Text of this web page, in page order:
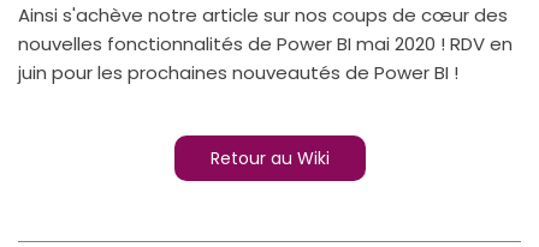
Ainsi s'achève notre article sur nos coups de cœur des
nouvelles fonctionnalités de Power BI mai 2020 ! RDV en
juin pour les prochaines nouveautés de Power BI !
Retour au Wiki